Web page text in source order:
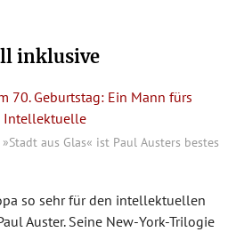
inklusive
aus Glas« ist Paul Austers bestes
so sehr für den intellektuellen
Auster. Seine New-York-Trilogie